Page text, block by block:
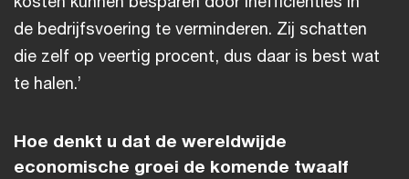
de bedrijfsvoering te verminderen. Zij schatten
die zelf op veertig procent, dus daar is best wat
te halen.’
Hoe denkt u dat de wereldwijde
economische groei de komende twaalf